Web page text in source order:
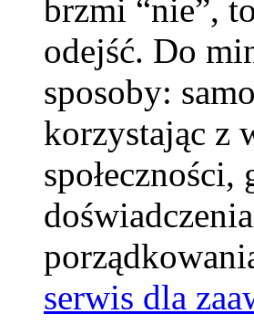
brzmi “nie”,
odejść. Do
sposoby:
korzystając z
serwis dla